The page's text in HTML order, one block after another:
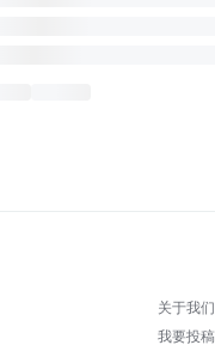
关于我们
我要投稿